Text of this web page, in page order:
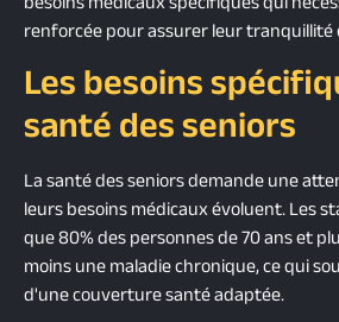
renforcée pour assurer leur
Les besoins
santé des seniors
La santé des seniors demande une
leurs besoins médicaux évoluent. Les
que 80% des personnes de 70 ans et
moins une maladie chronique, ce qui
d'une couverture santé adaptée.